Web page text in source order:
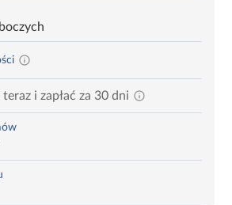
teraz i zapłać za 30 dni